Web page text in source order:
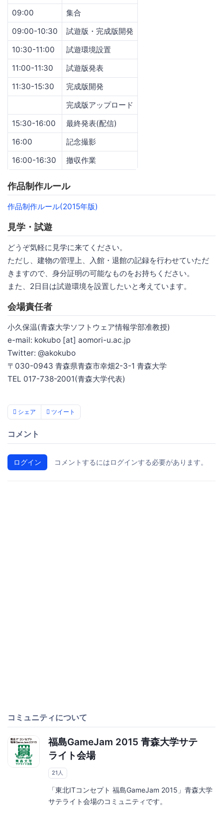
09:00
集合
09:00-10:30
試遊版・完成版開発
10:30-11:00
試遊環境設置
11:00-11:30
試遊版発表
11:30-15:30
完成版開発
完成版アップロード
15:30-16:00
最終発表(配信)
16:00
記念撮影
16:00-16:30
撤収作業
作品制作ルール
作品制作ルール(2015年版)
見学・試遊
どうぞ気軽に見学に来てください。
ただし、建物の管理上、入館・退館の記録を行わせていただ
きますので、身分証明の可能なものをお持ちください。
また、2日目は試遊環境を設置したいと考えています。
会場責任者
小久保温(青森大学ソフトウェア情報学部准教授)
e-mail: kokubo [at] aomori-u.ac.jp
Twitter: @akokubo
〒030-0943 青森県青森市幸畑2-3-1 青森大学
TEL 017-738-2001(青森大学代表)
シェア ツイート
コメント
ログイン コメントするにはログインする必要があります。
コミュニティについて
福島GameJam 2015 青森大学サテ
ライト会場
21人
「東北ITコンセプト 福島GameJam 2015」青森大学
サテライト会場のコミュニティです。